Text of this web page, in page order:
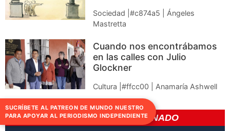
Sociedad |#c874a5 | Ángeles
Mastretta
Cuando nos encontrábamos
en las calles con Julio
Glockner
Cultura |#ffcc00 | Anamaría Ashwell
CONTENIDO RELACIONADO
SUCRÍBETE AL PATREON DE MUNDO NUESTRO
PARA APOYAR AL PERIODISMO INDEPENDIENTE